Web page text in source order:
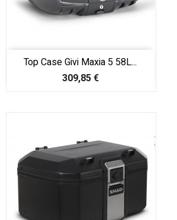
Top Case Givi Maxia 5 58L...
Prix
309,85 €